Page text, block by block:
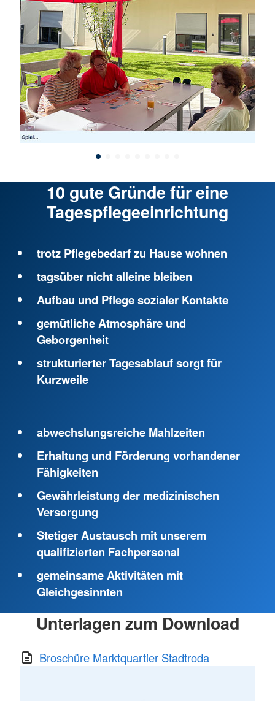
10 gute Gründe für eine
Tagespflegeeinrichtung
trotz Pflegebedarf zu Hause wohnen
tagsüber nicht alleine bleiben
Aufbau und Pflege sozialer Kontakte
gemütliche Atmosphäre und
Geborgenheit
strukturierter Tagesablauf sorgt für
Kurzweile
abwechslungsreiche Mahlzeiten
Erhaltung und Förderung vorhandener
Fähigkeiten
Gewährleistung der medizinischen
Versorgung
Stetiger Austausch mit unserem
qualifizierten Fachpersonal
gemeinsame Aktivitäten mit
Gleichgesinnten
Unterlagen zum Download
Broschüre Marktquartier Stadtroda